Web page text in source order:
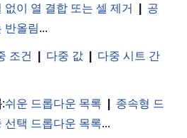
없이 열 결합 또는 셀 제거
공
반올림...
조건 다중 값
다중 시트 간
:쉬운 드롭다운 목록
종속형 드
선택 드롭다운 목록...